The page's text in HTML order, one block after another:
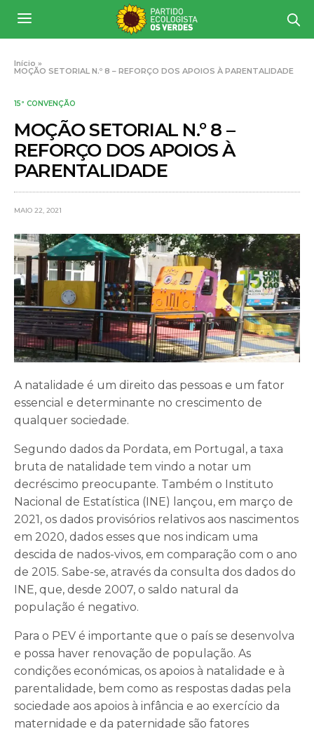
Início »
MOÇÃO SETORIAL N.º 8 – REFORÇO DOS APOIOS À PARENTALIDADE
15ª CONVENÇÃO
MOÇÃO SETORIAL N.º 8 –
REFORÇO DOS APOIOS À
PARENTALIDADE
MAIO 22, 2021
A natalidade é um direito das pessoas e um fator
essencial e determinante no crescimento de
qualquer sociedade.
Segundo dados da Pordata, em Portugal, a taxa
bruta de natalidade tem vindo a notar um
decréscimo preocupante. Também o Instituto
Nacional de Estatística (INE) lançou, em março de
2021, os dados provisórios relativos aos nascimentos
em 2020, dados esses que nos indicam uma
descida de nados-vivos, em comparação com o ano
de 2015. Sabe-se, através da consulta dos dados do
INE, que, desde 2007, o saldo natural da
população é negativo.
Para o PEV é importante que o país se desenvolva
e possa haver renovação de população. As
condições económicas, os apoios à natalidade e à
parentalidade, bem como as respostas dadas pela
sociedade aos apoios à infância e ao exercício da
maternidade e da paternidade são fatores